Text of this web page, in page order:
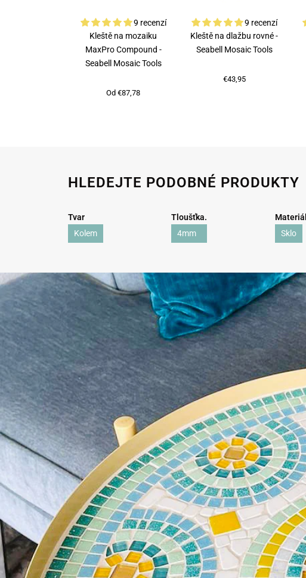
9 recenzí
Kleště na mozaiku
MaxPro Compound -
Seabell Mosaic Tools
Od €87,78
9 recenzí
Kleště na dlažbu rovné -
Seabell Mosaic Tools
€43,95
HLEDEJTE PODOBNÉ PRODUKTY
Tvar
Kolem
Tloušťka.
4mm
Materiál
Sklo